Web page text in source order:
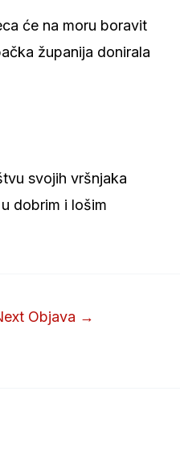
će na moru boravit
županija donirala
svojih vršnjaka
dobrim i lošim
Objava →